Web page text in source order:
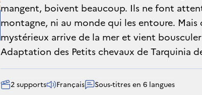
mangent, boivent beaucoup. Ils ne font
montagne, ni au monde qui les entoure.
mystérieux arrive de la mer et vient
Adaptation des Petits chevaux de Tarquinia
2 supports Français Sous-titres en 6 langues